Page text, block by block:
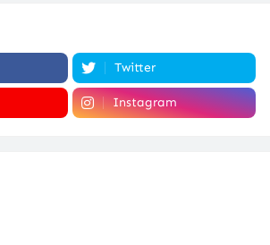
Twitter
Instagram